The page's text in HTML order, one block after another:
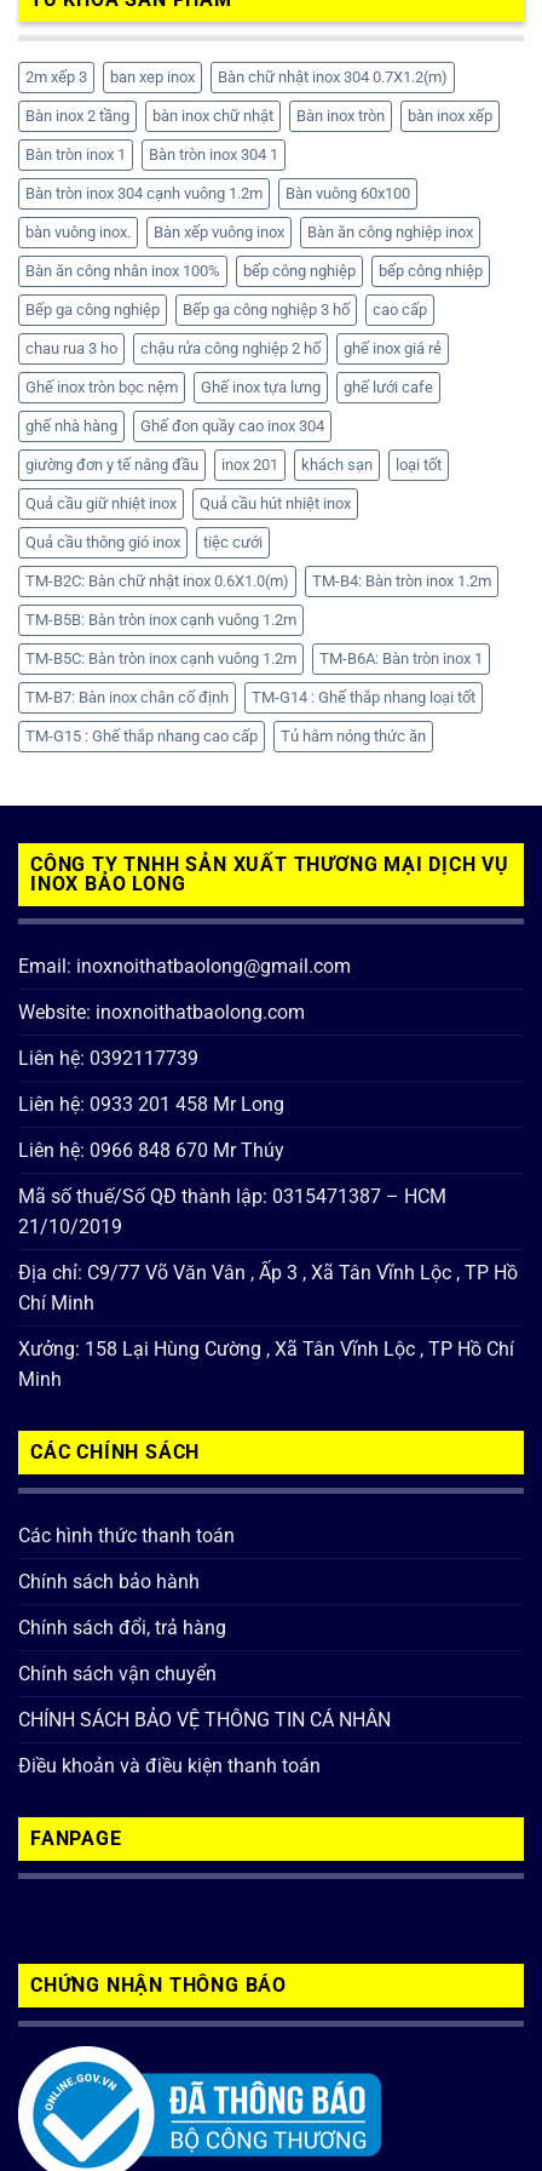
2m xếp 3 ban xep inox Bàn chữ nhật inox 304 0.7X1.2(m)
Bàn inox 2 tầng bàn inox chữ nhật Bàn inox tròn bàn inox xếp
Bàn tròn inox 1 Bàn tròn inox 304 1
Bàn tròn inox 304 cạnh vuông 1.2m Bàn vuông 60x100
bàn vuông inox. Bàn xếp vuông inox Bàn ăn công nghiệp inox
Bàn ăn công nhân inox 100% bếp công nghiệp bếp công nhiệp
Bếp ga công nghiệp Bếp ga công nghiệp 3 hố cao cấp
chau rua 3 ho chậu rửa công nghiệp 2 hố ghế inox giá rẻ
Ghế inox tròn bọc nệm Ghế inox tựa lưng ghế lưới cafe
ghế nhà hàng Ghế đon quầy cao inox 304
giường đơn y tế nâng đầu inox 201 khách sạn loại tốt
Quả cầu giữ nhiệt inox Quả cầu hút nhiệt inox
Quả cầu thông gió inox tiệc cưới
TM-B2C: Bàn chữ nhật inox 0.6X1.0(m) TM-B4: Bàn tròn inox 1.2m
TM-B5B: Bàn tròn inox cạnh vuông 1.2m
TM-B5C: Bàn tròn inox cạnh vuông 1.2m TM-B6A: Bàn tròn inox 1
TM-B7: Bàn inox chân cố định TM-G14 : Ghế thắp nhang loại tốt
TM-G15 : Ghế thắp nhang cao cấp Tủ hâm nóng thức ăn
CÔNG TY TNHH SẢN XUẤT THƯƠNG MẠI DỊCH VỤ
INOX BẢO LONG
Email: inoxnoithatbaolong@gmail.com
Website: inoxnoithatbaolong.com
Liên hệ: 0392117739
Liên hệ: 0933 201 458 Mr Long
Liên hệ: 0966 848 670 Mr Thúy
Mã số thuế/Số QĐ thành lập: 0315471387 – HCM
21/10/2019
Địa chỉ: C9/77 Võ Văn Vân , Ấp 3 , Xã Tân Vĩnh Lộc , TP Hồ
Chí Minh
Xưởng: 158 Lại Hùng Cường , Xã Tân Vĩnh Lộc , TP Hồ Chí
Minh
CÁC CHÍNH SÁCH
Các hình thức thanh toán
Chính sách bảo hành
Chính sách đổi, trả hàng
Chính sách vận chuyển
CHÍNH SÁCH BẢO VỆ THÔNG TIN CÁ NHÂN
Điều khoản và điều kiện thanh toán
FANPAGE
CHỨNG NHẬN THÔNG BÁO